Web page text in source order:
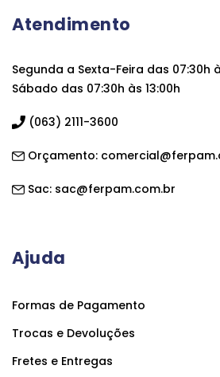
Atendimento
Segunda a Sexta-Feira das 07:30h
Sábado das 07:30h às 13:00h
(063) 2111-3600
Orçamento:
Sac: sac@ferpam.com.br
Ajuda
Formas de Pagamento
Trocas e Devoluções
Fretes e Entregas